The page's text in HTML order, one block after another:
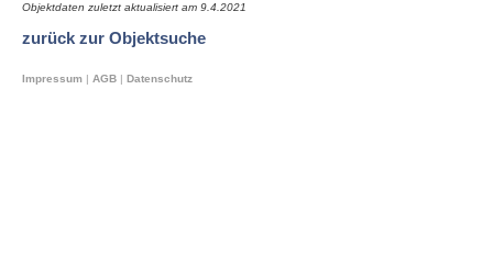
Objektdaten zuletzt aktualisiert am 9.4.2021
zurück zur Objektsuche
Impressum | AGB | Datenschutz